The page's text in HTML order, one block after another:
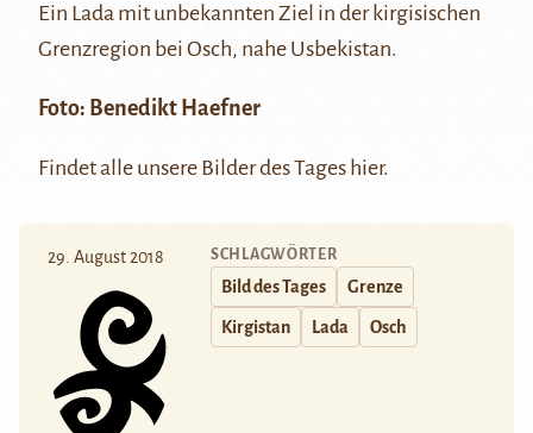
Ein Lada mit unbekannten Ziel in der kirgisischen
Grenzregion bei Osch, nahe Usbekistan.
Foto: Benedikt Haefner
Findet alle unsere Bilder des Tages hier.
29. August 2018 SCHLAGWÖRTER
Bild des Tages Grenze
Kirgistan Lada Osch